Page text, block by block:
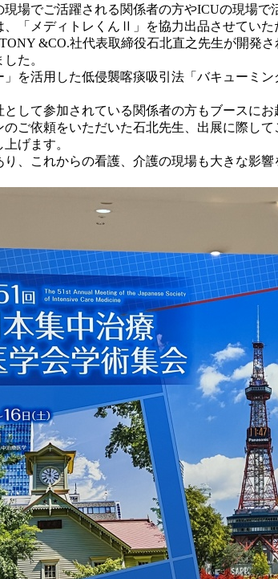
場でご活躍される関係者の方やICUの現場で
、「メディトレくんⅡ」を協力出品させていた
&CO.社代表取締役石北直之先生が開発
た。
」を活用した低侵襲喀痰吸引法「バキューミ
して参加されている関係者の方もブースに
のご依頼をいただいた石北先生、出展に際し
げます。
、これからの看護、介護の現場も大きな影